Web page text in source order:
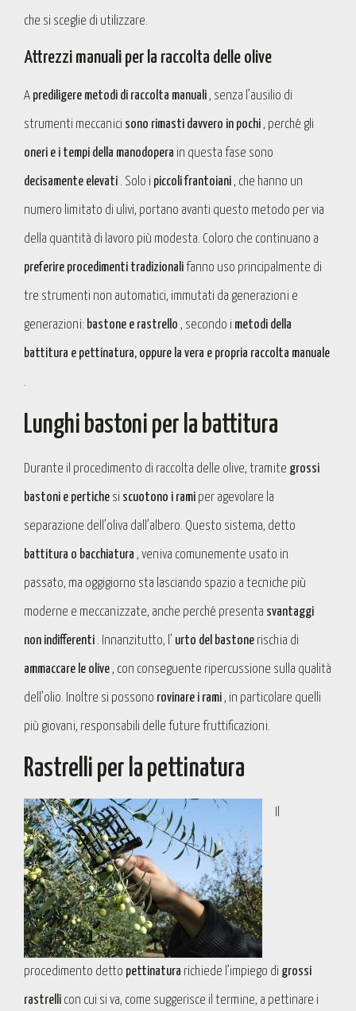
che si sceglie di utilizzare.
Attrezzi manuali per la raccolta delle olive
A prediligere metodi di raccolta manuali, senza l’ausilio di
strumenti meccanici sono rimasti davvero in pochi, perché gli
oneri e i tempi della manodopera in questa fase sono
decisamente elevati . Solo i piccoli frantoiani, che hanno un
numero limitato di ulivi, portano avanti questo metodo per via
della quantità di lavoro più modesta. Coloro che continuano a
preferire procedimenti tradizionalifanno uso principalmente di
tre strumenti non automatici, immutati da generazioni e
generazioni: bastone e rastrello , secondo i metodi della
battitura e pettinatura, oppure la vera e propria raccolta manuale
.
Lunghi bastoni per la battitura
Durante il procedimento di raccolta delle olive, tramite grossi
bastoni e pertiche si scuotono i rami per agevolare la
separazione dell’oliva dall’albero. Questo sistema, detto
battitura o bacchiatura , veniva comunemente usato in
passato, ma oggigiorno sta lasciando spazio a tecniche più
moderne e meccanizzate, anche perché presenta svantaggi
non indifferenti . Innanzitutto, l’ urto del bastone rischia di
ammaccare le olive, con conseguente ripercussione sulla qualità
dell’olio. Inoltre si possono rovinare i rami, in particolare quelli
più giovani, responsabili delle future fruttificazioni.
Rastrelli per la pettinatura
procedimento detto pettinatura richiede l’impiego di grossi
rastrelli con cui si va, come suggerisce il termine, a pettinare i